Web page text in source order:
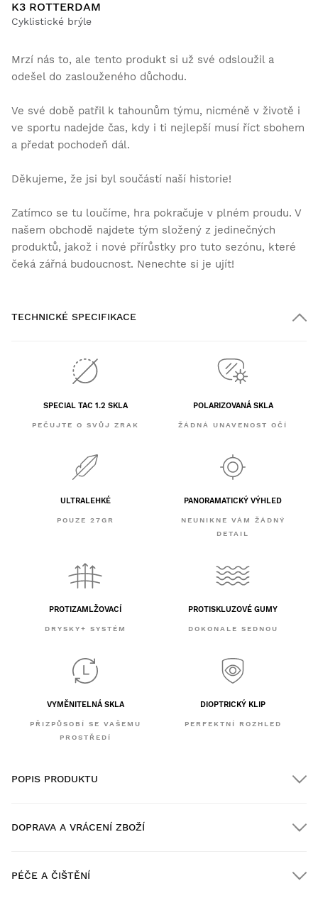
K3 ROTTERDAM
Cyklistické brýle
Mrzí nás to, ale tento produkt si už své odsloužil a
odešel do zaslouženého důchodu.
Ve své době patřil k tahounům týmu, nicméně v životě i
ve sportu nadejde čas, kdy i ti nejlepší musí říct sbohem
a předat pochodeň dál.
Děkujeme, že jsi byl součástí naší historie!
Zatímco se tu loučíme, hra pokračuje v plném proudu. V
našem obchodě najdete tým složený z jedinečných
produktů, jakož i nové přírůstky pro tuto sezónu, které
čeká zářná budoucnost. Nenechte si je ujít!
TECHNICKÉ SPECIFIKACE
SPECIAL TAC 1.2 SKLA
PEČUJTE O SVŮJ ZRAK
POLARIZOVANÁ SKLA
ŽÁDNÁ UNAVENOST OČÍ
ULTRALEHKÉ
POUZE 27GR
PANORAMATICKÝ VÝHLED
NEUNIKNE VÁM ŽÁDNÝ
DETAIL
PROTIZAMLŽOVACÍ
DRYSKY+ SYSTÉM
PROTISKLUZOVÉ GUMY
DOKONALE SEDNOU
VYMĚNITELNÁ SKLA
PŘIZPŮSOBÍ SE VAŠEMU
PROSTŘEDÍ
DIOPTRICKÝ KLIP
PERFEKTNÍ ROZHLED
POPIS PRODUKTU
DOPRAVA A VRÁCENÍ ZBOŽÍ
PÉČE A ČIŠTĚNÍ